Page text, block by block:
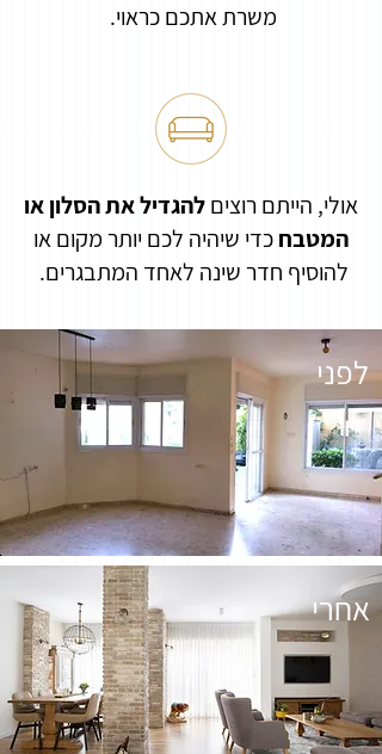
משרת אתכם כראוי.
אולי, הייתם רוציםלהגדיל את הסלון או
המטבחכדי שיהיה לכם יותר מקום או
להוסיף חדר שינה לאחד המתבגרים.
לפני
אחרי